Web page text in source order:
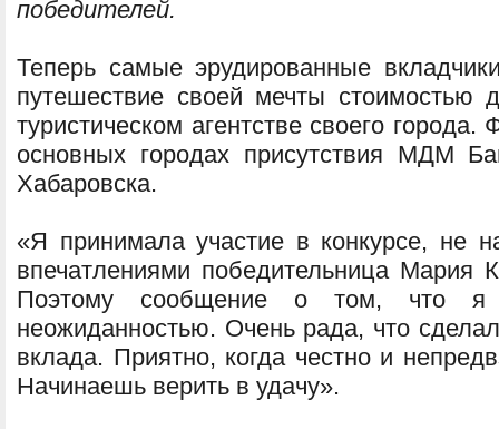
победителей.
Теперь самые эрудированные
путешествие своей мечты
туристическом агентстве своего
основных городах присутствия МДМ
Хабаровска.
«Я принимала участие в конкурсе, не
впечатлениями победительница Мария
Поэтому сообщение о том, что
неожиданностью. Очень рада, что
вклада. Приятно, когда честно и
Начинаешь верить в удачу».